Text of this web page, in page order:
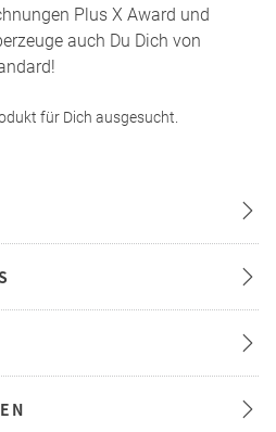
Plus X Award und
auch Du Dich von
für Dich ausgesucht.